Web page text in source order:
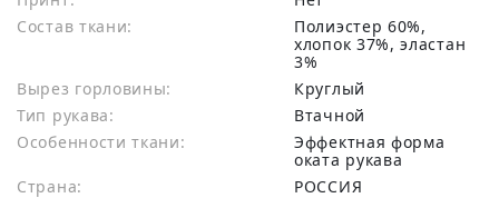
Состав ткани:
полиэстер 60%,
хлопок 37%, эластан
3%
Вырез горловины:
Круглый
Тип рукава:
Втачной
Особенности ткани:
Эффектная форма
оката рукава
Страна:
РОССИЯ